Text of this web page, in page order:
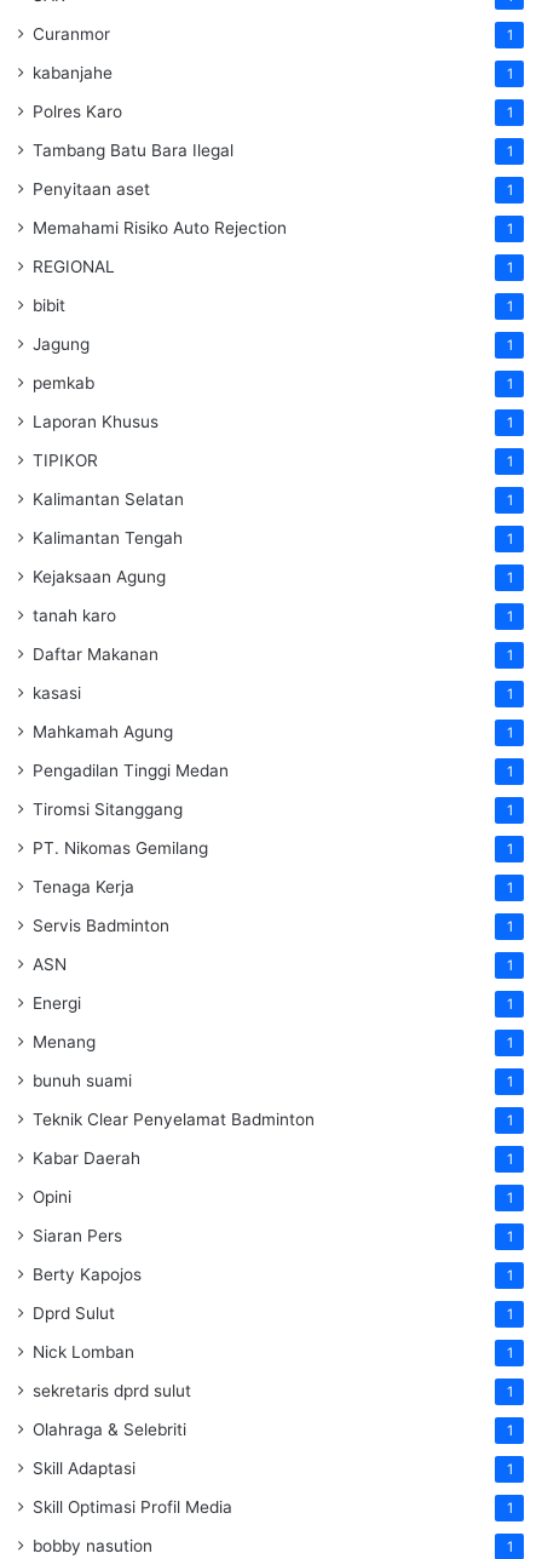
Curanmor 1
kabanjahe 1
Polres Karo 1
Tambang Batu Bara Ilegal 1
Penyitaan aset 1
Memahami Risiko Auto Rejection 1
REGIONAL 1
bibit 1
Jagung 1
pemkab 1
Laporan Khusus 1
TIPIKOR 1
Kalimantan Selatan 1
Kalimantan Tengah 1
Kejaksaan Agung 1
tanah karo 1
Daftar Makanan 1
kasasi 1
Mahkamah Agung 1
Pengadilan Tinggi Medan 1
Tiromsi Sitanggang 1
PT. Nikomas Gemilang 1
Tenaga Kerja 1
Servis Badminton 1
ASN 1
Energi 1
Menang 1
bunuh suami 1
Teknik Clear Penyelamat Badminton 1
Kabar Daerah 1
Opini 1
Siaran Pers 1
Berty Kapojos 1
Dprd Sulut 1
Nick Lomban 1
sekretaris dprd sulut 1
Olahraga & Selebriti 1
Skill Adaptasi 1
Skill Optimasi Profil Media 1
bobby nasution 1